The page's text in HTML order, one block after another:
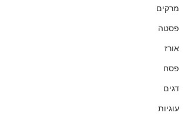
מרקים
פסטה
אורז
פסח
דגים
עוגיות